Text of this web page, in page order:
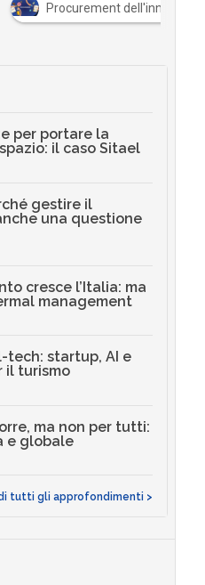
Procurement
per portare la
il caso Sitael
gestire il
una questione
cresce l’Italia: ma
management
tech: startup, AI e
il turismo
ma non per tutti:
e globale
tutti gli approfondimenti >